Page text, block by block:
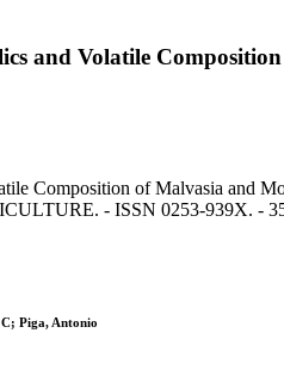
and Volatile
Composition of Malvasia and
- ISSN 0253-939X. -
Piga, Antonio